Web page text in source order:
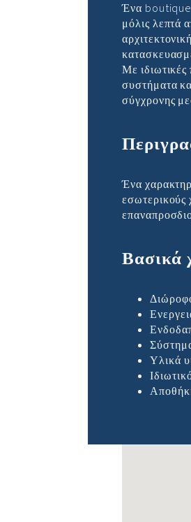
Ένα boutique
μόλις λεπτά
Με
συστήματα
σύγχρονης
Ένα
εσωτερικούς
Βασικά
Υλικά